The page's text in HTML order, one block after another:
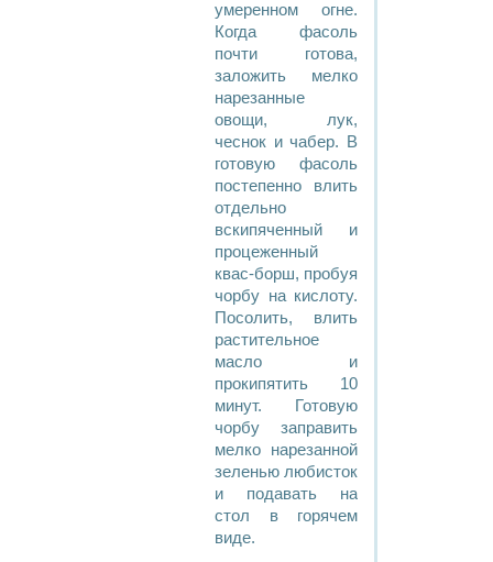
умеренном огне.
Когда фасоль
почти готова,
заложить мелко
нарезанные
овощи, лук,
чеснок и чабер. В
готовую фасоль
постепенно влить
отдельно
вскипяченный и
процеженный
квас-борш, пробуя
чорбу на кислоту.
Посолить, влить
растительное
масло и
прокипятить 10
минут. Готовую
чорбу заправить
мелко нарезанной
зеленью любисток
и подавать на
стол в горячем
виде.